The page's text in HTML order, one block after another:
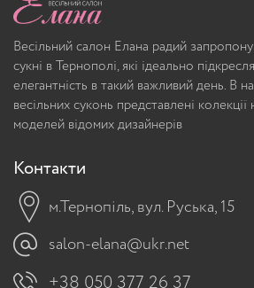
Весільний салон Елана радий
сукні в Тернополі, які ідеально
елегантність в такий важливий день. В
весільних суконь представлені колекції
моделей відомих дизайнерів
Контакти
м.Тернопіль, вул. Руська, 15
salon-elana@ukr.net